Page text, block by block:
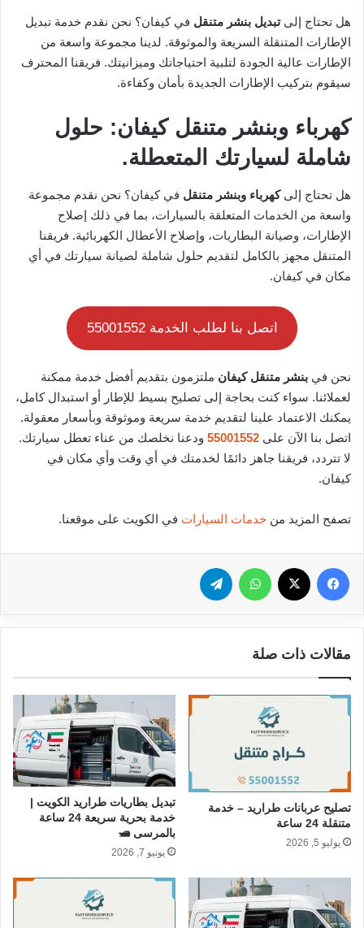
هل تحتاج إلىتبديل بنشر متنقل في كيفان؟ نحن نقدم خدمة تبديل
الإطارات المتنقلة السريعة والموثوقة. لدينا مجموعة واسعة من
الإطارات عالية الجودة لتلبية احتياجاتك وميزانيتك. فريقنا المحترف
سيقوم بتركيب الإطارات الجديدة بأمان وكفاءة.
كهرباء وبنشر متنقل كيفان: حلول
شاملة لسيارتك المتعطلة.
هل تحتاج إلىكهرباء وبنشر متنقل في كيفان؟ نحن نقدم مجموعة
واسعة من الخدمات المتعلقة بالسيارات، بما في ذلك إصلاح
الإطارات، وصيانة البطاريات، وإصلاح الأعطال الكهربائية. فريقنا
المتنقل مجهز بالكامل لتقديم حلول شاملة لصيانة سيارتك في أي
مكان في كيفان.
اتصل بنا لطلب الخدمة 55001552
نحن في بنشر متنقل كيفان ملتزمون بتقديم أفضل خدمة ممكنة
لعملائنا. سواء كنت بحاجة إلى تصليح بسيط للإطار أو استبدال كامل،
يمكنك الاعتماد علينا لتقديم خدمة سريعة وموثوقة وبأسعار معقولة.
اتصل بنا الآن على 55001552 ودعنا نخلصك من عناء تعطل سيارتك.
لا تتردد، فريقنا جاهز دائمًا لخدمتك في أي وقت وأي مكان في
كيفان.
تصفح المزيد من خدمات السيارات في الكويت على موقعنا.
فيسبوك واتساب
مقالات ذات صلة
تصليح عربانات طراريد – خدمة
متنقلة 24 ساعة
يوليو 5, 2026
تبديل بطاريات طراريد الكويت |
خدمة بحرية سريعة 24 ساعة
بالمرسى 🛥️
يونيو 7, 2026